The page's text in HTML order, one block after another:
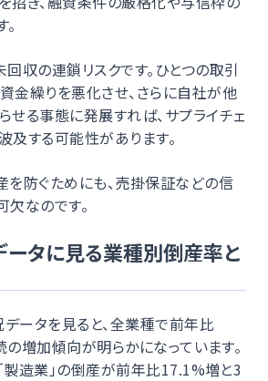
収の連鎖リスクです。ひとつの取引
金繰りを悪化させ、さらに自社が他
せる事態に発展すれば、サプライチェ
及する可能性があります。
を防ぐためにも、売掛保証などの信
なのです。
タに見る業種別倒産率と
ータを見ると、全業種で前年比
増加傾向が明らかになっています。
製造業」の倒産が前年比17.1%増と3